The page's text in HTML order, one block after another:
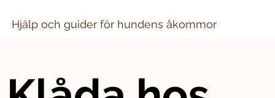
Hjälp och guider för hundens åkommor